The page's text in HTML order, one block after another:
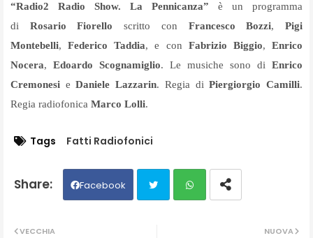
“Radio2 Radio Show. La Pennicanza” è un programma
di Rosario Fiorello scritto con Francesco Bozzi,Pigi
Montebelli,Federico Taddia, e con Fabrizio Biggio,Enrico
Nocera, Edoardo Scognamiglio. Le musiche sono di Enrico
Cremonesi eDaniele Lazzarin. Regia diPiergiorgio Camilli.
Regia radiofonica Marco Lolli.
Tags Fatti Radiofonici
Facebook
NUOVA
VECCHIA